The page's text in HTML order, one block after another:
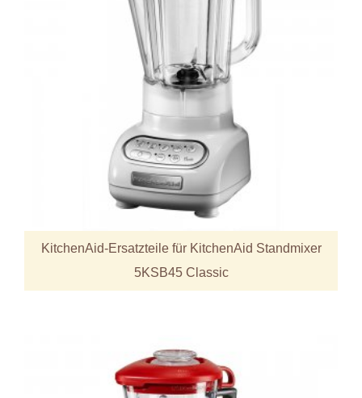
KitchenAid-Ersatzteile für KitchenAid Standmixer
5KSB45 Classic